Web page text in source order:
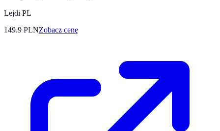
Lejdi PL
149.9 PLNZobacz cenę